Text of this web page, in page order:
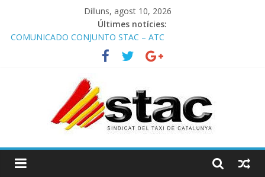
Dilluns, agost 10, 2026
Últimes notícies:
COMUNICADO CONJUNTO STAC – ATC
Comunicado STAC/ ATC de la reunión con los Mossos d
‘Esquadra del aeropuerto de Barcelona.
Programa de Radio TAXI LIBRE 29.07.2026 en COOLTURA FM.
STAC/ATC SOLICITAN TAULA TÈCNICA PARA MEJORAR LA
OPERATIVA DE ENTRADA EN EL PUERTO DE BARCELONA.
Programa de Radio TAXI LIBRE 22.07.2026 en COOLTURA FM.